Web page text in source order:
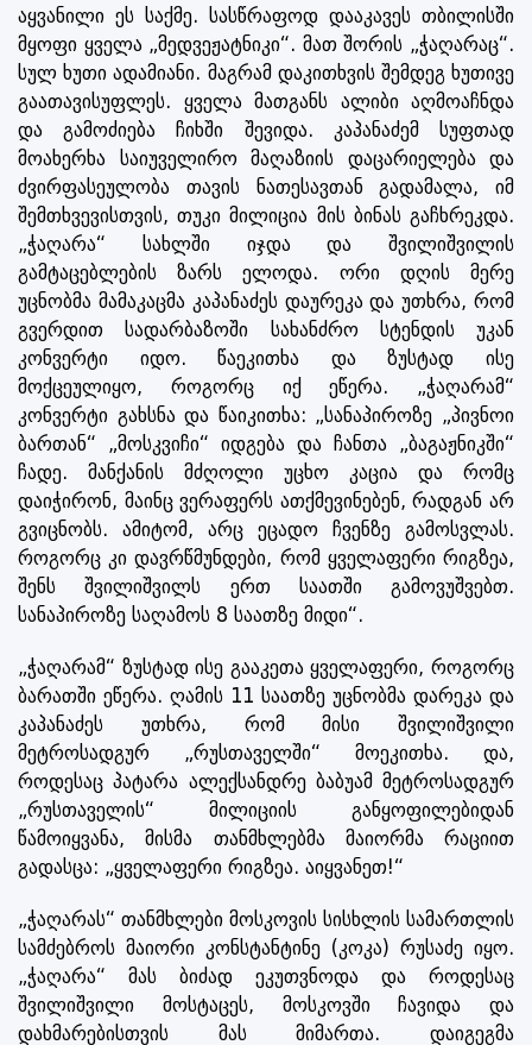
აყვანილი ეს საქმე. სასწრაფოდ დააკავეს თბილისში
მყოფი ყველა „მედვეჟატნიკი“. მათ შორის „ჭაღარაც“.
სულ ხუთი ადამიანი. მაგრამ დაკითხვის შემდეგ ხუთივე
გაათავისუფლეს. ყველა მათგანს ალიბი აღმოაჩნდა
და გამოძიება ჩიხში შევიდა. კაპანაძემ სუფთად
მოახერხა საიუველირო მაღაზიის დაცარიელება და
ძვირფასეულობა თავის ნათესავთან გადამალა, იმ
შემთხვევისთვის, თუკი მილიცია მის ბინას გაჩხრეკდა.
„ჭაღარა“ სახლში იჯდა და შვილიშვილის
გამტაცებლების ზარს ელოდა. ორი დღის მერე
უცნობმა მამაკაცმა კაპანაძეს დაურეკა და უთხრა, რომ
გვერდით სადარბაზოში სახანძრო სტენდის უკან
კონვერტი იდო. წაეკითხა და ზუსტად ისე
მოქცეულიყო, როგორც იქ ეწერა. „ჭაღარამ“
კონვერტი გახსნა და წაიკითხა: „სანაპიროზე „პივნოი
ბართან“ „მოსკვიჩი“ იდგება და ჩანთა „ბაგაჟნიკში“
ჩადე. მანქანის მძღოლი უცხო კაცია და რომც
დაიჭირონ, მაინც ვერაფერს ათქმევინებენ, რადგან არ
გვიცნობს. ამიტომ, არც ეცადო ჩვენზე გამოსვლას.
როგორც კი დავრწმუნდები, რომ ყველაფერი რიგზეა,
შენს შვილიშვილს ერთ საათში გამოვუშვებთ.
სანაპიროზე საღამოს 8 საათზე მიდი“.
„ჭაღარამ“ ზუსტად ისე გააკეთა ყველაფერი, როგორც
ბარათში ეწერა. ღამის 11 საათზე უცნობმა დარეკა და
კაპანაძეს უთხრა, რომ მისი შვილიშვილი
მეტროსადგურ „რუსთაველში“ მოეკითხა. და,
როდესაც პატარა ალექსანდრე ბაბუამ მეტროსადგურ
„რუსთაველის“ მილიციის განყოფილებიდან
წამოიყვანა, მისმა თანმხლებმა მაიორმა რაციით
გადასცა: „ყველაფერი რიგზეა. აიყვანეთ!“
„ჭაღარას“ თანმხლები მოსკოვის სისხლის სამართლის
სამძებროს მაიორი კონსტანტინე (კოკა) რუსაძე იყო.
„ჭაღარა“ მას ბიძად ეკუთვნოდა და როდესაც
შვილიშვილი მოსტაცეს, მოსკოვში ჩავიდა და
დახმარებისთვის მას მიმართა. დაიგეგმა